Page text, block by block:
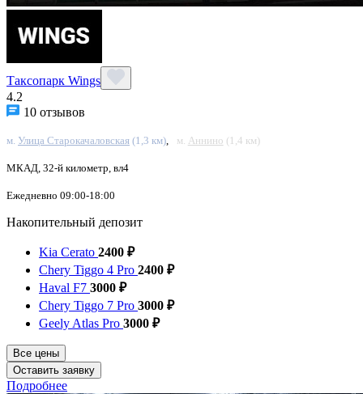
Таксопарк Wings
4.2
10 отзывов
м. Улица Старокачаловская (1,3 км) м. Аннино (1,4 км)
МКАД, 32-й километр, вл4
Ежедневно 09:00-18:00
Накопительный депозит
Kia Cerato 2400 ₽
Chery Tiggo 4 Pro 2400 ₽
Haval F7 3000 ₽
Chery Tiggo 7 Pro 3000 ₽
Geely Atlas Pro 3000 ₽
Все цены
Оставить заявку
Подробнее